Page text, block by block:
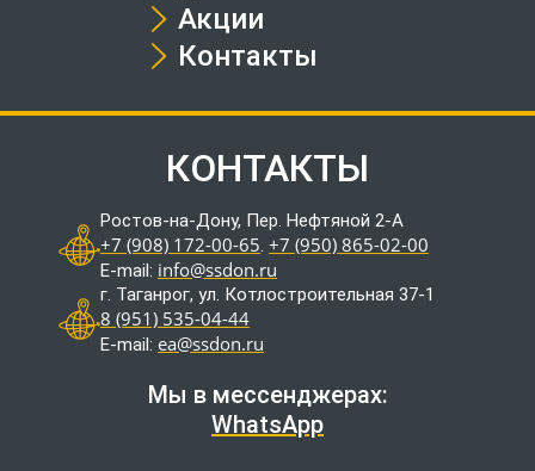
Акции
Контакты
КОНТАКТЫ
Ростов-на-Дону, Пер. Нефтяной 2-А
+7 (908) 172-00-65 +7 (950) 865-02-00
E-mail: info@ssdon.ru
г. Таганрог, ул. Котлостроительная 37-1
8 (951) 535-04-44
E-mail: ea@ssdon.ru
Мы в мессенджерах:
WhatsApp